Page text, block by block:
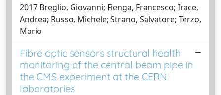
2017 Breglio, Giovanni; Fienga, Francesco; Irace,
Andrea; Russo, Michele; Strano, Salvatore; Terzo,
Mario
Fibre optic sensors structural health
monitoring of the central beam pipe in
the CMS experiment at the CERN
laboratories